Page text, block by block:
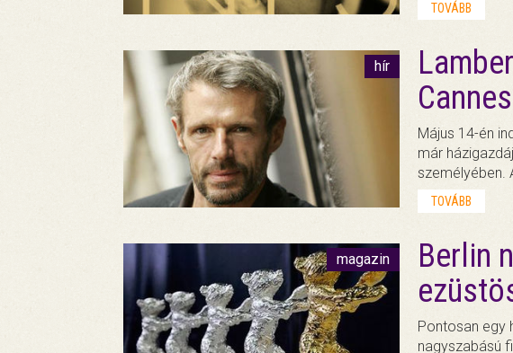
TOVÁBB
hír
Május 14-én
már
személyében.
TOVÁBB
magazin
Berlin
Pontosan egy
nagyszabású